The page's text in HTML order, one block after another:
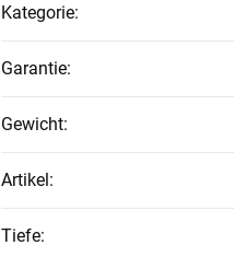
Kategorie:
Garantie:
Gewicht:
Artikel:
Tiefe: